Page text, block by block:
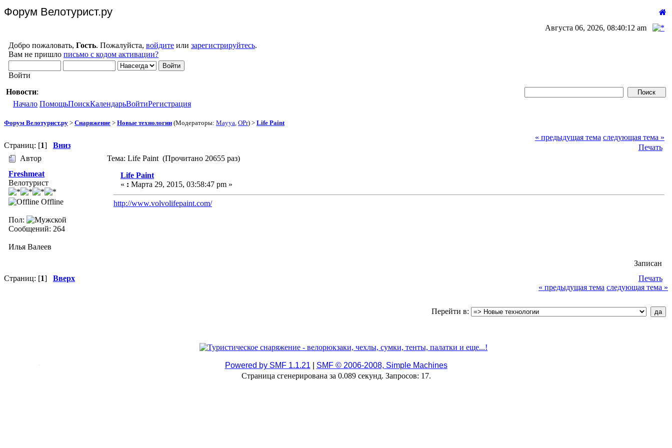
Форум Велотурист.ру
Августа 06, 2026, 08:40:12 am
Добро пожаловать, Гость. Пожалуйста, войдите или зарегистрируйтесь.
Вам не пришло письмо с кодом активации?
Войти
Новости:
Начало ПомощьПоискКалендарьВойтиРегистрация
Форум Велотурист.ру > Снаряжение > Новые технологии (Модераторы: Mayya OPr) > Life Paint
Страниц: [1] Вниз
« предыдущая тема следующая тема »
Печать
Автор
Тема: Life Paint (Прочитано 20655 раз)
Freshmeat
Велотурист
Offline
Пол:
Сообщений: 264
Илья Валеев
Life Paint
« : Марта 29, 2015, 03:58:47 pm »
http://www.volvolifepaint.com/
Записан
Страниц: [1] Вверх
Печать
« предыдущая тема следующая тема »
Перейти в:
Powered by SMF 1.1.21
SMF © 2006-2008, Simple Machines
Страница сгенерирована за 0.089 секунд. Запросов: 17.